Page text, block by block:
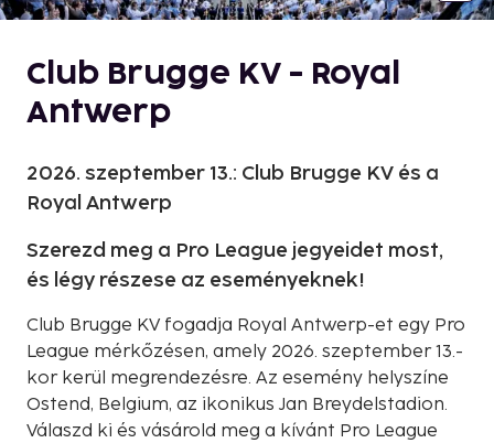
Club Brugge KV - Royal
Antwerp
2026. szeptember 13.: Club Brugge KV és a
Royal Antwerp
Szerezd meg a Pro League jegyeidet most,
és légy részese az eseményeknek!
Club Brugge KV fogadja Royal Antwerp-et egy Pro
League mérkőzésen, amely 2026. szeptember 13.-
kor kerül megrendezésre. Az esemény helyszíne
Ostend, Belgium, az ikonikus Jan Breydelstadion.
Válaszd ki és vásárold meg a kívánt Pro League